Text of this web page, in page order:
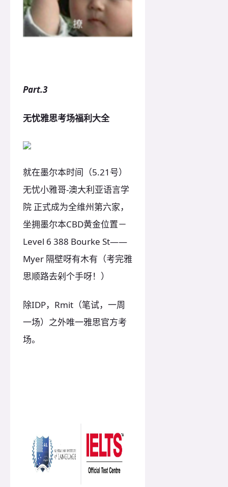
Part.3
无忧雅思考场福利大全
就在墨尔本时间（5.21号）
无忧小雅哥-澳大利亚语言学
院 正式成为全维州第六家，
坐拥墨尔本CBD黄金位置－
Level 6 388 Bourke St——
Myer 隔壁呀有木有（考完雅
思顺路去剁个手呀！）
除IDP，Rmit（笔试，一周
一场）之外唯一雅思官方考
场。